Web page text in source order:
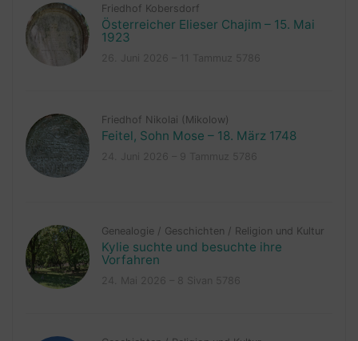
Friedhof Kobersdorf
Österreicher Elieser Chajim – 15. Mai
1923
Friedhof Nikolai (Mikolow)
Feitel, Sohn Mose – 18. März 1748
Genealogie / Geschichten / Religion und Kultur
Kylie suchte und besuchte ihre
Vorfahren